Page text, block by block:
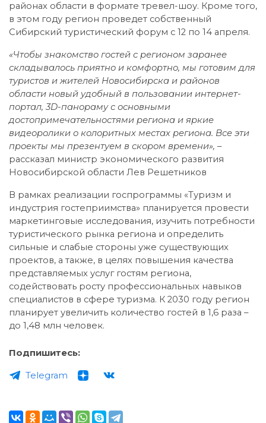
районах области в формате тревел-шоу. Кроме того,
в этом году регион проведет собственный
Сибирский туристический форум с 12 по 14 апреля.
«Чтобы знакомство гостей с регионом заранее
складывалось приятно и комфортно, мы готовим для
туристов и жителей Новосибирска и районов
области новый удобный в пользовании интернет-
портал, 3D-панораму с основными
достопримечательностями региона и яркие
видеоролики о колоритных местах региона. Все эти
проекты мы презентуем в скором времени», –
рассказал министр экономического развития
Новосибирской области Лев Решетников
В рамках реализации госпрограммы «Туризм и
индустрия гостеприимства» планируется провести
маркетинговые исследования, изучить потребности
туристического рынка региона и определить
сильные и слабые стороны уже существующих
проектов, а также, в целях повышения качества
представляемых услуг гостям региона,
содействовать росту профессиональных навыков
специалистов в сфере туризма. К 2030 году регион
планирует увеличить количество гостей в 1,6 раза –
до 1,48 млн человек.
Подпишитесь:
Telegram